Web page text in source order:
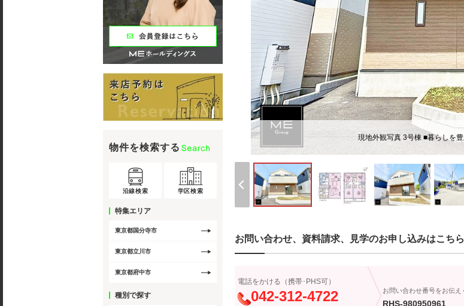
現地外観写真 3号棟 ■暮らしを
お問い合わせ、資料請求、見学のお申し込みはこち
電話をかける（携帯･PHS可）
042-312-4722 お問い合わせ番号をお伝え
RHS-980950961
物件を検索する
沿線検索 学区検索
特集エリア
東京都国分寺市
東京都立川市
東京都府中市
種別で探す